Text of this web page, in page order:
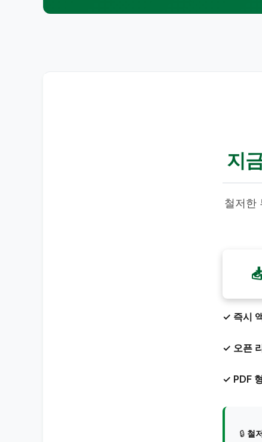
지
철저한
✓ 즉시
✓ 오픈
✓ PDF
🔒 철